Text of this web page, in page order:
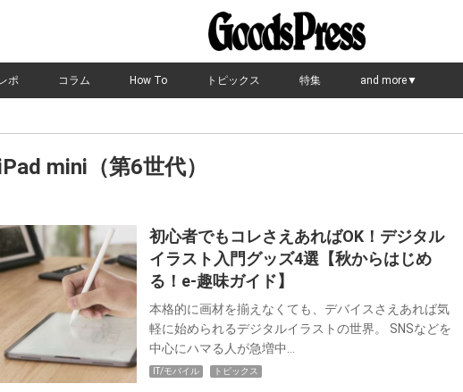
ポ コラム How To トピックス 特集 and more▼
mini（第6世代）
初心者でもコレさえあればOK！デジタル
イラスト入門グッズ4選【秋からはじめ
る！e-趣味ガイド】
本格的に画材を揃えなくても、デバイスさえあれば気
軽に始められるデジタルイラストの世界。 SNSなどを
中心にハマる人が急増中…
IT/モバイル トピックス